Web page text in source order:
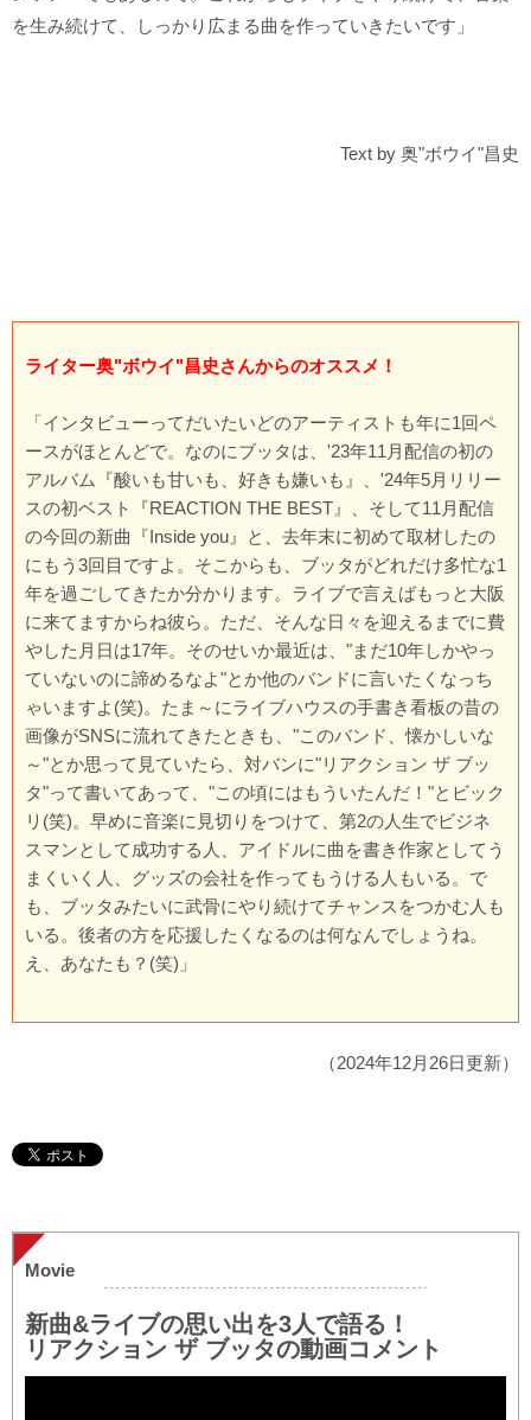
を生み続けて、しっかり広まる曲を作っていきたいです」
Text by 奥"ボウイ"昌史
ライター奥"ボウイ"昌史さんからのオススメ！
「インタビューってだいたいどのアーティストも年に1回ペ
ースがほとんどで。なのにブッタは、'23年11月配信の初の
アルバム『酸いも甘いも、好きも嫌いも』、'24年5月リリー
スの初ベスト『REACTION THE BEST』、そして11月配信
の今回の新曲『Inside you』と、去年末に初めて取材したの
にもう3回目ですよ。そこからも、ブッタがどれだけ多忙な1
年を過ごしてきたか分かります。ライブで言えばもっと大阪
に来てますからね彼ら。ただ、そんな日々を迎えるまでに費
やした月日は17年。そのせいか最近は、"まだ10年しかやっ
ていないのに諦めるなよ"とか他のバンドに言いたくなっち
ゃいますよ(笑)。たま～にライブハウスの手書き看板の昔の
画像がSNSに流れてきたときも、"このバンド、懐かしいな
～"とか思って見ていたら、対バンに"リアクション ザ ブッ
タ"って書いてあって、"この頃にはもういたんだ！"とビック
リ(笑)。早めに音楽に見切りをつけて、第2の人生でビジネ
スマンとして成功する人、アイドルに曲を書き作家としてう
まくいく人、グッズの会社を作ってもうける人もいる。で
も、ブッタみたいに武骨にやり続けてチャンスをつかむ人も
いる。後者の方を応援したくなるのは何なんでしょうね。
え、あなたも？(笑)」
（2024年12月26日更新）
Movie
新曲&ライブの思い出を3人で語る！
リアクション ザ ブッタの動画コメント